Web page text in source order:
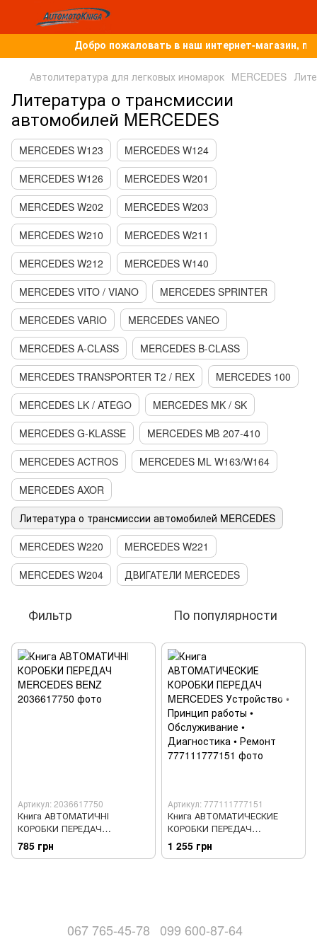
Добро пожаловать в наш интернет-магазин,
Автолитература для легковых иномарок MERCEDES
Литература о трансмиссии
автомобилей MERCEDES
MERCEDES W123
MERCEDES W124
MERCEDES W126
MERCEDES W201
MERCEDES W202
MERCEDES W203
MERCEDES W210
MERCEDES W211
MERCEDES W212
MERCEDES W140
MERCEDES VITO / VIANO
MERCEDES SPRINTER
MERCEDES VARIO
MERCEDES VANEO
MERCEDES A-CLASS
MERCEDES B-CLASS
MERCEDES TRANSPORTER T2 / REX
MERCEDES 100
MERCEDES LK / ATEGO
MERCEDES MK / SK
MERCEDES G-KLASSE
MERCEDES МВ 207-410
MERCEDES ACTROS
MERCEDES ML W163/W164
MERCEDES AXOR
Литература о трансмиссии автомобилей MERCEDES
MERCEDES W220
MERCEDES W221
MERCEDES W204
ДВИГАТЕЛИ MERCEDES
Фильтр По популярности
Артикул: 2036617750
Книга АВТОМАТИЧНІ
КОРОБКИ ПЕРЕДАЧ
MERCEDES BENZ
785 грн
Артикул: 777111777151
Книга АВТОМАТИЧЕСКИЕ
КОРОБКИ ПЕРЕДАЧ
MERCEDES Устройство •
Принцип работы •
1 255 грн
067 765-45-78 099 600-87-64